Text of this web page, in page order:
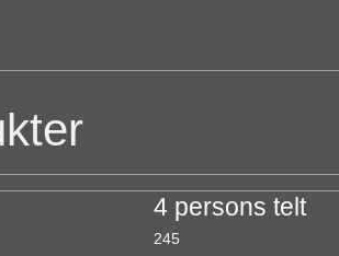
4 persons telt
245